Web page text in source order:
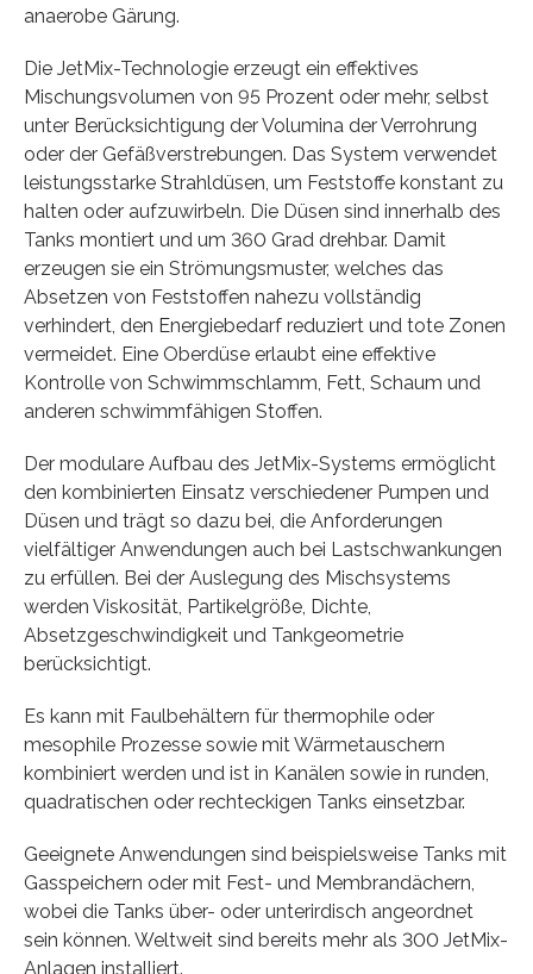
anaerobe Gärung.
Die JetMix-Technologie erzeugt ein effektives
Mischungsvolumen von 95 Prozent oder mehr, selbst
unter Berücksichtigung der Volumina der Verrohrung
oder der Gefäßverstrebungen. Das System verwendet
leistungsstarke Strahldüsen, um Feststoffe konstant zu
halten oder aufzuwirbeln. Die Düsen sind innerhalb des
Tanks montiert und um 360 Grad drehbar. Damit
erzeugen sie ein Strömungsmuster, welches das
Absetzen von Feststoffen nahezu vollständig
verhindert, den Energiebedarf reduziert und tote Zonen
vermeidet. Eine Oberdüse erlaubt eine effektive
Kontrolle von Schwimmschlamm, Fett, Schaum und
anderen schwimmfähigen Stoffen.
Der modulare Aufbau des JetMix-Systems ermöglicht
den kombinierten Einsatz verschiedener Pumpen und
Düsen und trägt so dazu bei, die Anforderungen
vielfältiger Anwendungen auch bei Lastschwankungen
zu erfüllen. Bei der Auslegung des Mischsystems
werden Viskosität, Partikelgröße, Dichte,
Absetzgeschwindigkeit und Tankgeometrie
berücksichtigt.
Es kann mit Faulbehältern für thermophile oder
mesophile Prozesse sowie mit Wärmetauschern
kombiniert werden und ist in Kanälen sowie in runden,
quadratischen oder rechteckigen Tanks einsetzbar.
Geeignete Anwendungen sind beispielsweise Tanks mit
Gasspeichern oder mit Fest- und Membrandächern,
wobei die Tanks über- oder unterirdisch angeordnet
sein können. Weltweit sind bereits mehr als 300 JetMix-
Anlagen installiert.